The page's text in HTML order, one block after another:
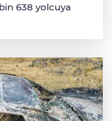
638 yolcuya